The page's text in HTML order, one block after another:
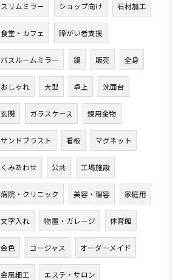
スリムミラー ショップ向け 石材加工
食堂・カフェ 障がい者支援
バスルームミラー 鏡 販売 全身
おしゃれ 大型 卓上 洗面台
玄関 ガラスケース 鏡用金物
サンドブラスト 看板 マグネット
くみあわせ 公共 工場施設
病院・クリニック 美容・理容 家庭用
文字入れ 物置・ガレージ 体育館
金色 ゴージャス オーダーメイド
金属細工 エステ・サロン